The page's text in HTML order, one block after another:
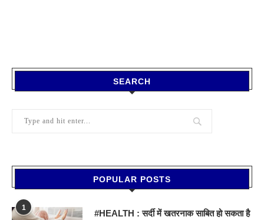
SEARCH
POPULAR POSTS
1
#HEALTH : सर्दी में खतरनाक साबित हो सकता है